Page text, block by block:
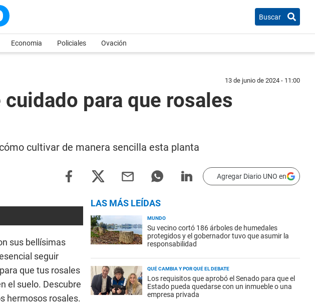
Buscar
Economia Policiales Ovación
13 de junio de 2024 - 11:00
para que rosales
cultivar de manera sencilla esta planta
Agregar Diario UNO en
sus bellísimas
seguir
para que tus rosales
el suelo. Descubre
hermosos rosales.
LAS MÁS LEÍDAS
MUNDO
Su vecino cortó 186 árboles de humedales
protegidos y el gobernador tuvo que asumir la
responsabilidad
QUÉ CAMBIA Y POR QUÉ EL DEBATE
Los requisitos que aprobó el Senado para que el
Estado pueda quedarse con un inmueble o una
empresa privada